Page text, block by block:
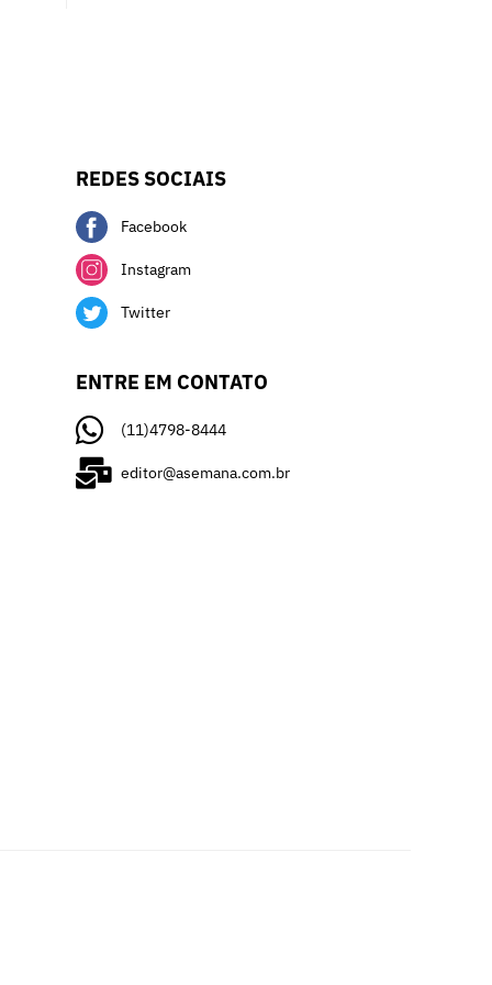
REDES SOCIAIS
Facebook
Instagram
Twitter
ENTRE EM CONTATO
(11)4798-8444
editor@asemana.com.br